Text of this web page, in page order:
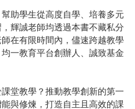
助學生從高度自學、培養多元
輝誠老師均透過本書不藏私分
在有限時間內，儘速跨越教學
一教育平台創辦人、誠致基金
堂教學？推動教學創新的第一
與修煉，打造自主且高效的課